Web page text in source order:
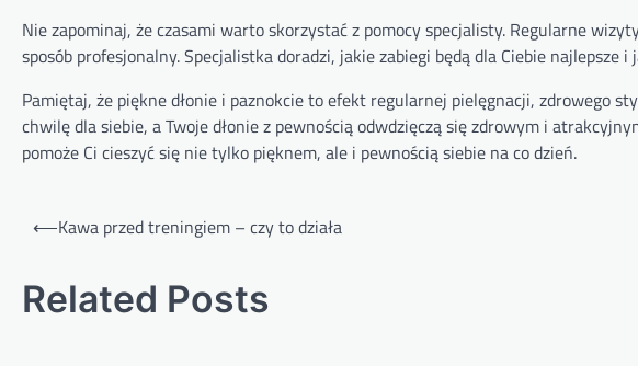
Nie zapominaj, że czasami warto skorzystać z pomocy specjalisty. Regularne
sposób profesjonalny. Specjalistka doradzi, jakie zabiegi będą dla Ciebie najlepsze
Pamiętaj, że piękne dłonie i paznokcie to efekt regularnej pielęgnacji, zdrowego
chwilę dla siebie, a Twoje dłonie z pewnością odwdzięczą się zdrowym i
pomoże Ci cieszyć się nie tylko pięknem, ale i pewnością siebie na co dzień.
Nawigacja
⟵Kawa przed treningiem – czy to działa
Related Posts